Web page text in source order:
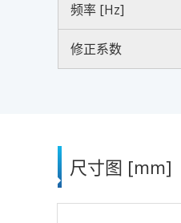
频率 [Hz]
修正系数
尺寸图 [mm]